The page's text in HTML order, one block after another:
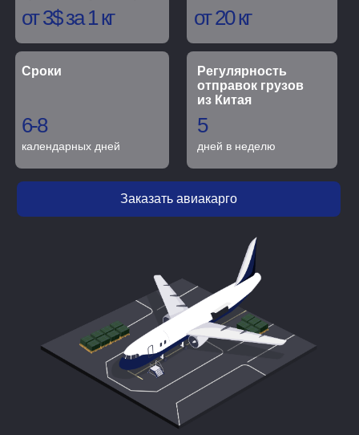
Сроки
Регулярность
отправок грузов
из Китая
от 3$ за 1 кг от 20 кг
6-8 5
дней в неделю
календарных дней
Заказать авиакарго